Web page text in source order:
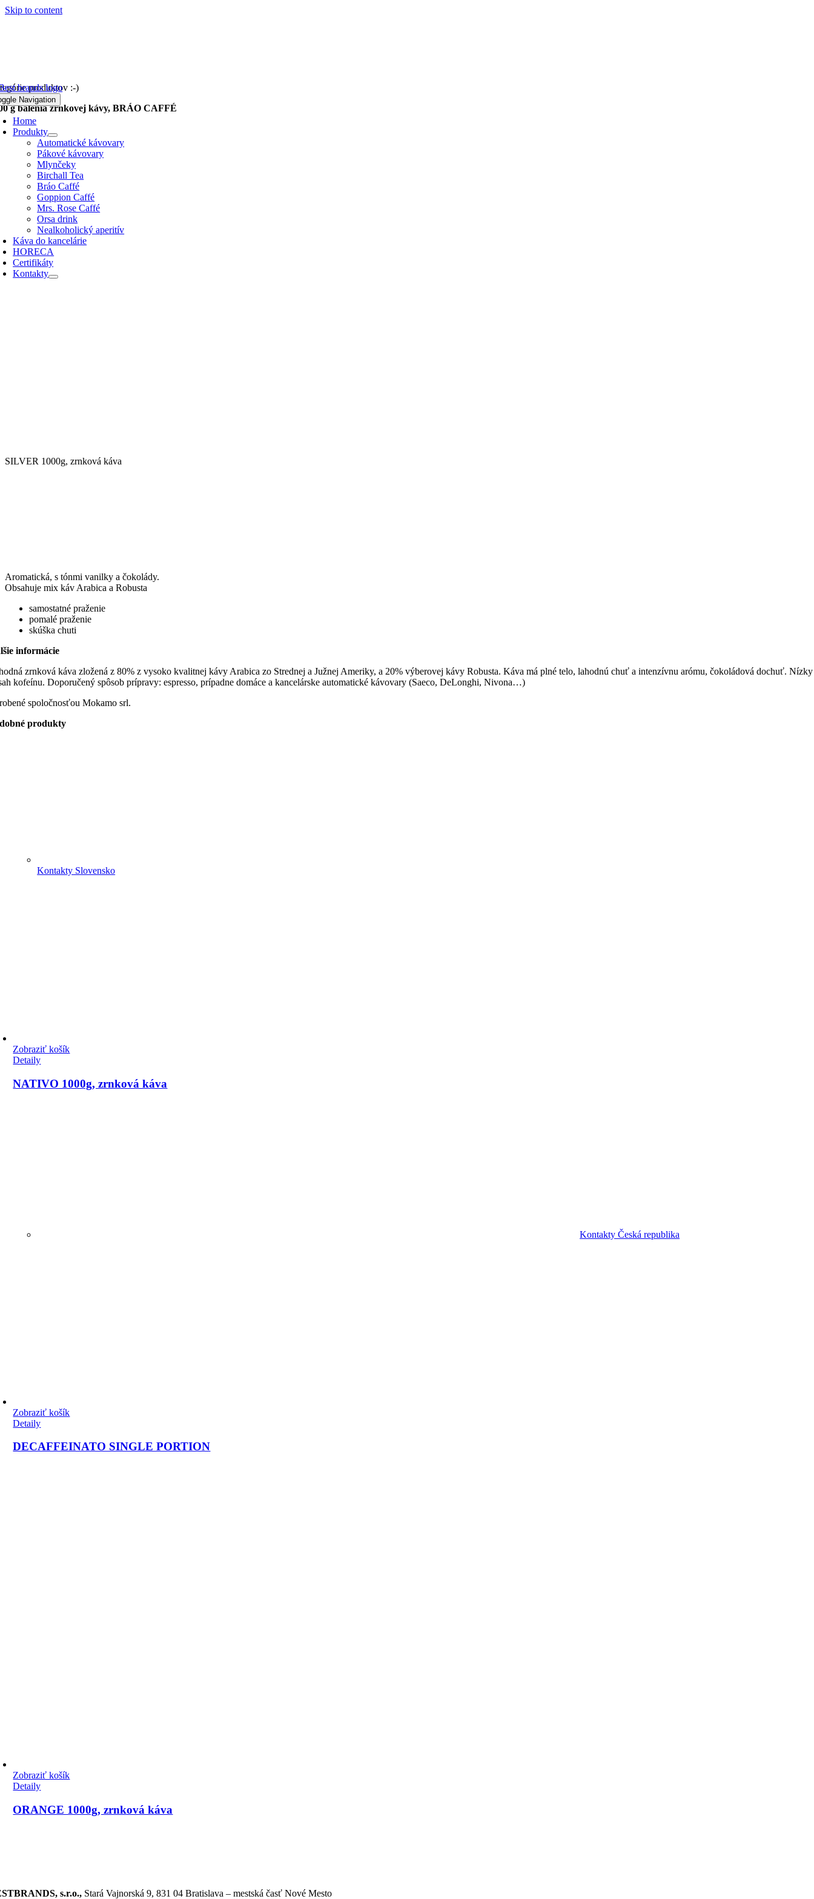
Skip to content
Navigation
Home
Produkty
Automatické kávovary
Pákové kávovary
Mlynčeky
Birchall Tea
Bráo Caffé
Goppion Caffé
Mrs. Rose Caffé
Orsa drink
Nealkoholický aperitív
Káva do kancelárie
HORECA
Certifikáty
Kontakty
Kontakty Slovensko
Kontakty Česká republika
produktov :-)
g balenia zrnkovej kávy, BRÁO CAFFÉ
SILVER 1000g, zrnková káva
Aromatická, s tónmi vanilky a čokolády.
Obsahuje mix káv Arabica a Robusta
samostatné praženie
pomalé praženie
skúška chuti
informácie
zrnková káva zložená z 80% z vysoko kvalitnej kávy Arabica zo Strednej a Južnej Ameriky, a 20% výberovej kávy Robusta. Káva má plné telo, lahodnú chuť a intenzívnu arómu, čokoládová dochuť. Nízky
kofeínu. Doporučený spôsob prípravy: espresso, prípadne domáce a kancelárske automatické kávovary (Saeco, DeLonghi, Nivona…)
spoločnosťou Mokamo srl.
produkty
Zobraziť košík
Detaily
NATIVO 1000g, zrnková káva
Zobraziť košík
Detaily
DECAFFEINATO SINGLE PORTION
Zobraziť košík
Detaily
ORANGE 1000g, zrnková káva
s.r.o., Stará Vajnorská 9, 831 04 Bratislava – mestská časť Nové Mesto